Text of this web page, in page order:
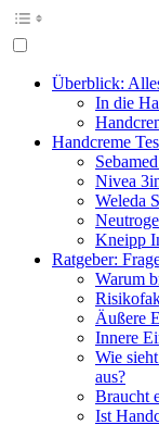
Überblick:
In die
Handcreme
Nivea
Weleda
Kneipp
Ratgeber:
Warum
Äußere
Innere
Wie
aus?
Braucht
Ist